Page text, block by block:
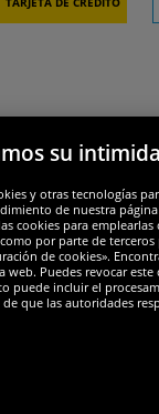
su
y otras tecnologías
de nuestra
cookies para
por parte de
de cookies».
web. Puedes revocar
puede incluir el
de que las autoridades